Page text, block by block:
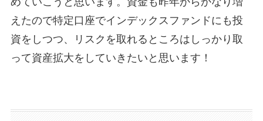
えたので特定口座でインデックスファンドにも投
資をしつつ、リスクを取れるところはしっかり取
って資産拡大をしていきたいと思います！